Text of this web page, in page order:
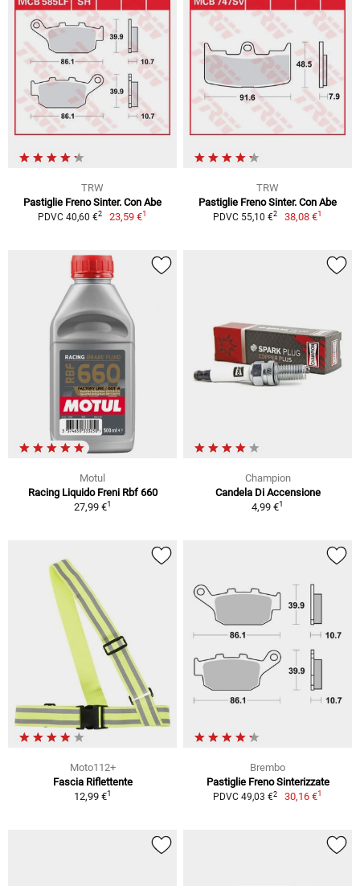
TRW
Pastiglie Freno Sinter. Con Abe
PDVC 40,60 €2 23,59 €1
TRW
Pastiglie Freno Sinter. Con Abe
PDVC 55,10 €2 38,08 €1
Motul
Racing Liquido Freni Rbf 660
27,99 €1
Champion
Candela Di Accensione
4,99 €1
Moto112+
Fascia Riflettente
12,99 €1
Brembo
Pastiglie Freno Sinterizzate
PDVC 49,03 €2 30,16 €1